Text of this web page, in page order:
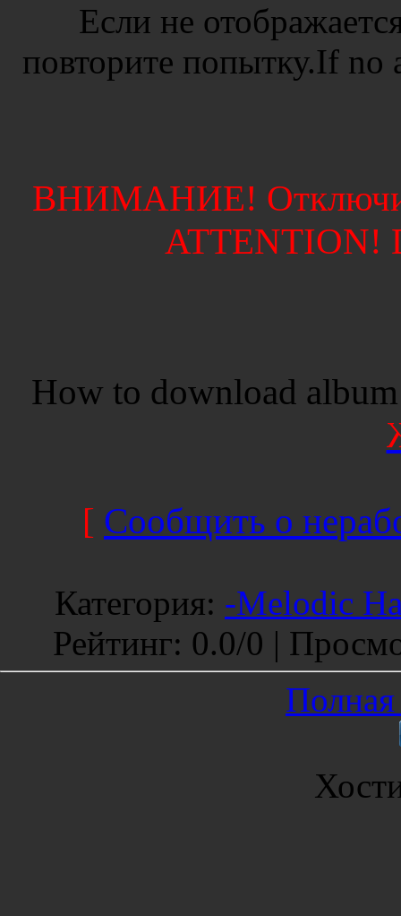
Если не
повторите попытку.If
ВНИМАНИЕ!
ATTENTION!
How to download
[ Сообщить о
Категория: -Melodic
Рейтинг: 0.0/0 |
Полная